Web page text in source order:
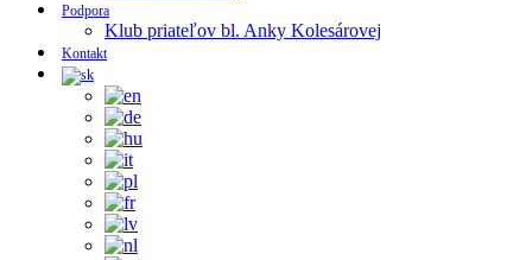
Podpora
Klub priateľov bl. Anky Kolesárovej
Kontakt